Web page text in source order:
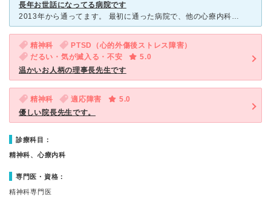
長年お世話になってる病院です
2013年から通ってます。 最初に通った病院で、他の心療内科にも変えたことがありますが、やはり一番通いやすいです。 きれいで予約制でクラシックが流れてる所とかも悪くは無いんですが変に自分は
精神科
PTSD（心的外傷後ストレス障害）
だるい・気が滅入る・不安
5.0
温かいお人柄の理事長先生です
精神科 適応障害
5.0
優しい院長先生です。
診療科目：
精神科、心療内科
専門医・資格：
精神科専門医